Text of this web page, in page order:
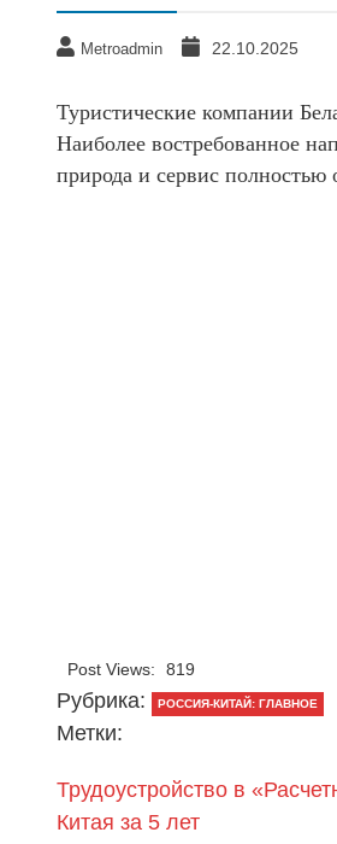
Metroadmin 22.10.2025
Туристические компании
Наиболее востребованное
природа и сервис полностью
Post Views: 819
Рубрика: РОССИЯ-КИТАЙ: ГЛАВНОЕ
Метки:
Трудоустройство в
Китая за 5 лет